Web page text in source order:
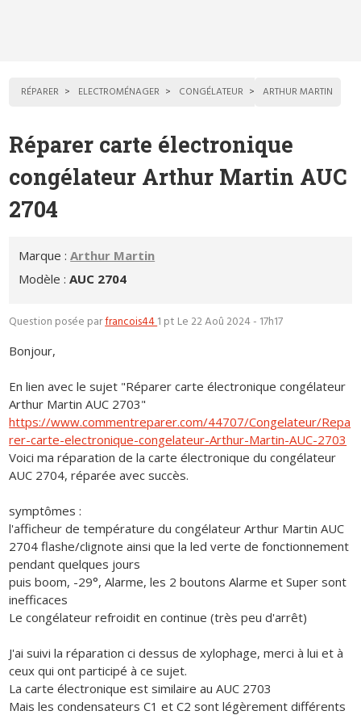
RÉPARER ELECTROMÉNAGER CONGÉLATEUR ARTHUR MARTIN
Réparer carte électronique
congélateur Arthur Martin AUC
2704
Marque :Arthur Martin
Modèle :AUC 2704
Question posée parfrancois441 pt Le 22 Aoû 2024 - 17h17
Bonjour,
En lien avec le sujet "Réparer carte électronique congélateur
Arthur Martin AUC 2703"
https://www.commentreparer.com/44707/Congelateur/Repa
rer-carte-electronique-congelateur-Arthur-Martin-AUC-2703
Voici ma réparation de la carte électronique du congélateur
AUC 2704, réparée avec succès.
symptômes :
l'afficheur de température du congélateur Arthur Martin AUC
2704 flashe/clignote ainsi que la led verte de fonctionnement
pendant quelques jours
puis boom, -29°, Alarme, les 2 boutons Alarme et Super sont
inefficaces
Le congélateur refroidit en continue (très peu d'arrêt)
J'ai suivi la réparation ci dessus de xylophage, merci à lui et à
ceux qui ont participé à ce sujet.
La carte électronique est similaire au AUC 2703
Mais les condensateurs C1 et C2 sont légèrement différents